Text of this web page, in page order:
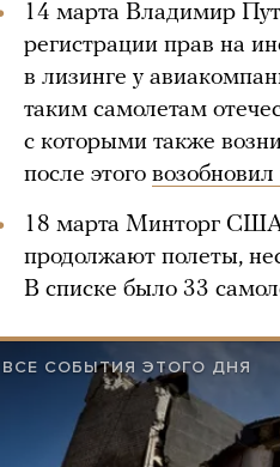
14 марта Владимир
регистрации прав на
в лизинге у
таким самолетам
с которыми также
после этого
18 марта Минторг
продолжают полеты,
В списке было 33
ВСЕ СОБЫТИЯ ЭТОГО ДНЯ